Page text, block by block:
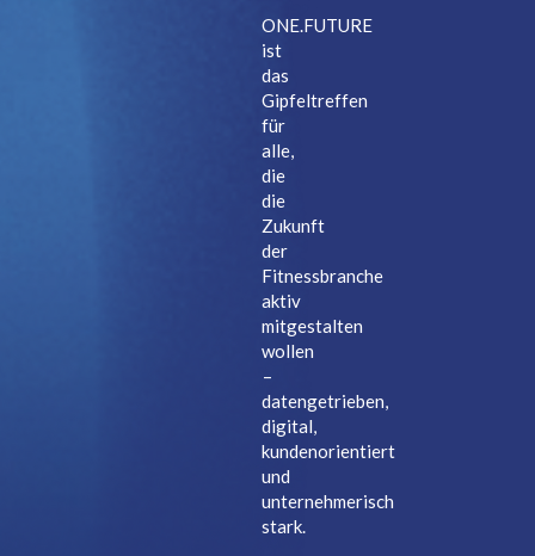
ONE.FUTURE
ist
das
Gipfeltreffen
für
alle,
die
die
Zukunft
der
Fitnessbranche
aktiv
mitgestalten
wollen
–
datengetrieben,
digital,
kundenorientiert
und
unternehmerisch
stark.